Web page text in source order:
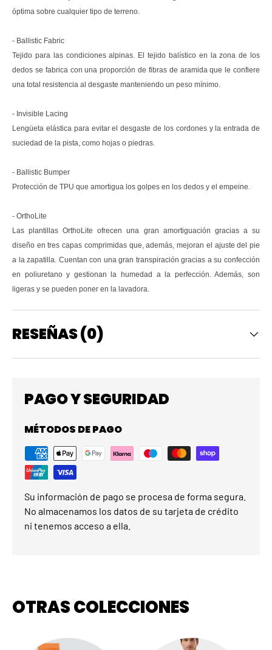
óptima sobre cualquier tipo de terreno.
- Ballistic Fabric
Tejido para las condiciones alpinas. El tejido balístico en la zona de los
dedos se fabrica con una proporción de fibras de aramida que le confiere
una total resistencia al desgaste manteniendo un peso mínimo.
- Invisible Lacing
Lengüeta elástica para evitar el desgaste de los cordones y la entrada de
suciedad de la pista, como hojas o piedras.
- Ballistic Bumper
Protección de TPU que amortigua los golpes en los dedos y el empeine.
- OrthoLite
Las plantillas OrthoLite ofrecen una gran amortiguación gracias a su
diseño en tres capas comprimidas que, además, mejoran el ajuste del pie
a la zapatilla. Cuentan con una gran transpiración gracias a su confección
en poliuretano y gestionan la humedad a la perfección. Además, son
ligeras y se pueden poner en la lavadora.
RESEÑAS (0)
PAGO Y SEGURIDAD
MÉTODOS DE PAGO
Su información de pago se procesa de forma segura.
No almacenamos los datos de su tarjeta de crédito
ni tenemos acceso a ella.
OTRAS COLECCIONES